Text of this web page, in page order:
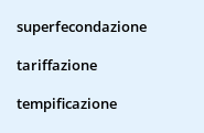
superfecondazione
tariffazione
tempificazione